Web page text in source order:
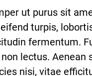
ut purus sit
turpis,
fermentum.
lectus. Aenean
nisi, vitae